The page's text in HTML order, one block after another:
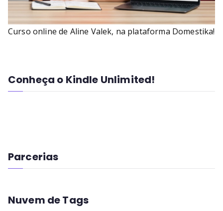
Curso online de Aline Valek, na plataforma Domestika!
Conheça o Kindle Unlimited!
Parcerias
Nuvem de Tags